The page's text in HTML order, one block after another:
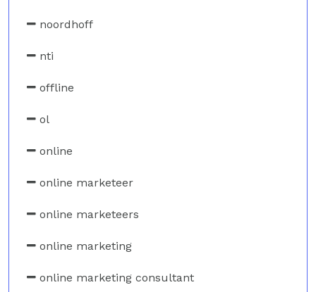
noordhoff
nti
offline
ol
online
online marketeer
online marketeers
online marketing
online marketing consultant